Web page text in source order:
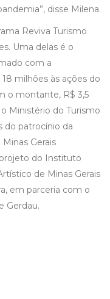
disse Milena.
Reviva Turismo
Uma delas é o
com a
milhões às ações do
o montante, R$ 3,5
Ministério do Turismo
do patrocínio da
Gerais
do Instituto
de Minas Gerais
em parceria com o
Gerdau.